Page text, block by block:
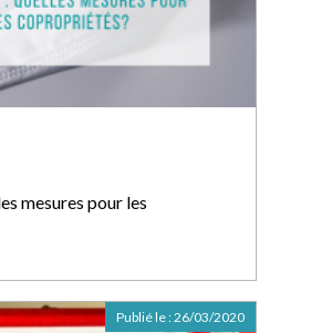
mesures pour les
Publié le :26/03/2020